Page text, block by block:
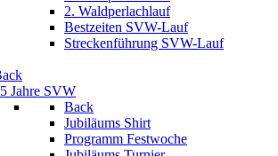
2. Waldperlachlauf
Bestzeiten SVW-Lauf
Streckenführung SVW-Lauf
Jahre SVW
Back
Jubiläums Shirt
Programm Festwoche